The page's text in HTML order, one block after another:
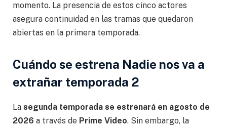
momento. La presencia de estos cinco actores
asegura continuidad en las tramas que quedaron
abiertas en la primera temporada.
Cuándo se estrena Nadie nos va a
extrañar temporada 2
La segunda temporada se estrenará en agosto de
2026 a través de Prime Video. Sin embargo, la